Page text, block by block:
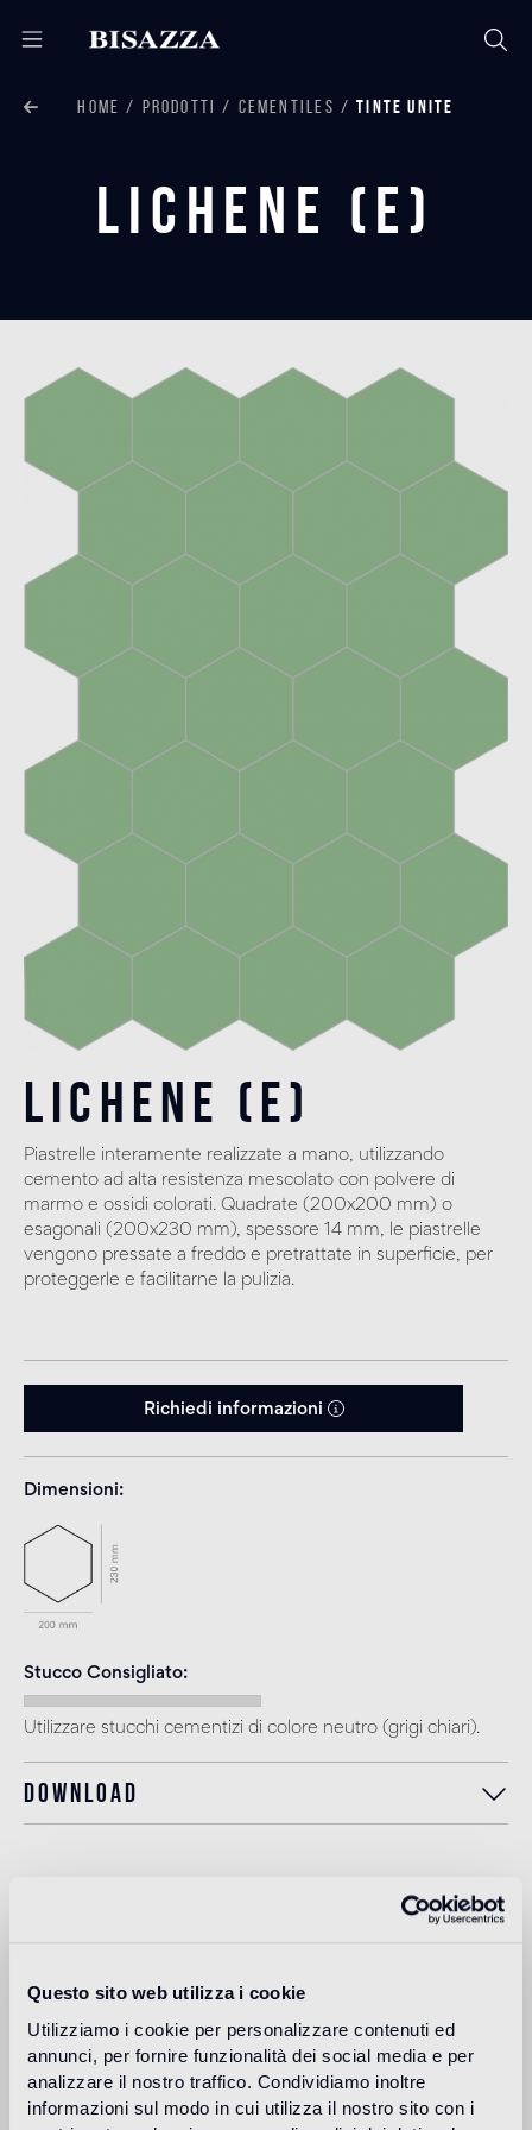
Questo sito web utilizza i cookie
Utilizziamo i cookie per personalizzare contenuti ed
annunci, per fornire funzionalità dei social media e per
analizzare il nostro traffico. Condividiamo inoltre
informazioni sul modo in cui utilizza il nostro sito con i
HOME PRODOTTI CEMENTILES TINTE UNITE
Lichene (E)
Lichene (E)
Piastrelle interamente realizzate a mano, utilizzando
cemento ad alta resistenza mescolato con polvere di
marmo e ossidi colorati. Quadrate (200x200 mm) o
esagonali (200x230 mm), spessore 14 mm, le piastrelle
vengono pressate a freddo e pretrattate in superficie, per
proteggerle e facilitarne la pulizia.
Richiedi informazioni
Dimensioni
Stucco Consigliato
Utilizzare stucchi cementizi di colore neutro (grigi chiari).
Download
pavimento a medio traffico di ambienti residenziali e commerciali
Pavimento esterno
non adatto